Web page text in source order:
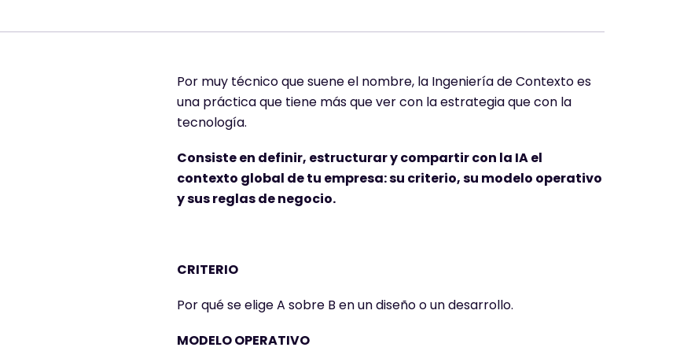
Por muy técnico que suene el nombre, la Ingeniería de Contexto es
una práctica que tiene más que ver con la estrategia que con la
tecnología.
Consiste en definir, estructurar y compartir con la IA el
contexto global de tu empresa: su criterio, su modelo operativo
y sus reglas de negocio.
CRITERIO
Por qué se elige A sobre B en un diseño o un desarrollo.
MODELO OPERATIVO